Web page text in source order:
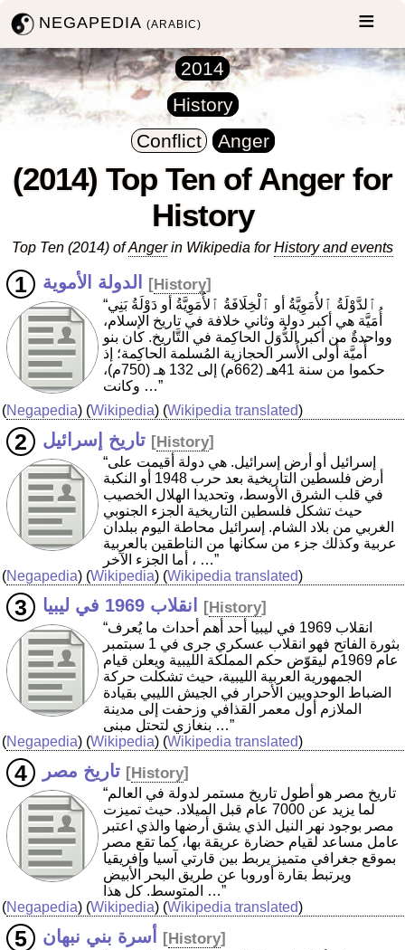
NEGAPEDIA(ARABIC)
2014
History
Conflict
Anger
(2014) Top Ten of Anger for
History
Top Ten (2014) ofAngerin Wikipedia forHistory and events
الدولة الأموية [History]
“ٱلدَّوْلَةُ ٱلأُمَوِيَّةُ أو ٱلْخِلَافَةُ ٱلأُمَوِيَّةُ أو دَوْلَةُ بَنِي
أُمَيَّة هي أكبر دولة وثاني خلافة في تاريخ الإسلام،
وواحدةٌ من أكبر الدُّوَلِ الحاكِمة في التَّاريخ. كان بنو
أُميَّة أُولى الأُسر الحجازية المُسلمة الحاكِمة؛ إذ
حكموا من سنة 41هـ (662م) إلى 132 هـ (750م)،
وكانت …”
(Negapedia) (Wikipedia) (Wikipedia translated)
تاريخ إسرائيل [History]
“إسرائيل أو أرض إسرائيل. هي دولة أقيمت على
أرض فلسطين التاريخية بعد حرب 1948 أو النكبة
في قلب الشرق الأوسط، وتحديدا الهلال الخصيب
حيث تشكل فلسطين التاريخية الجزء الجنوبي
الغربي من بلاد الشام. إسرائيل محاطة اليوم ببلدان
عربية وكذلك جزء من سكانها من الناطقين بالعربية
، أما الجزء الآخر …”
(Negapedia) (Wikipedia) (Wikipedia translated)
انقلاب 1969 في ليبيا [History]
“انقلاب 1969 في ليبيا أحد أهم أحداث ما يُعرف
بثورة الفاتح فهو انقلاب عسكري جرى في 1 سبتمبر
عام 1969م ليقوّض حكم المملكة الليبية ويعلن قيام
الجمهورية العربية الليبية، حيث تشكلت حركة
الضباط الوحدويين الأحرار في الجيش الليبي بقيادة
الملازم أول معمر القذافي وزحفت إلى مدينة
بنغازي لتحتل مبنى …”
(Negapedia) (Wikipedia) (Wikipedia translated)
تاريخ مصر [History]
“تاريخ مصر هو أطول تاريخ مستمر لدولة في العالم
لما يزيد عن 7000 عام قبل الميلاد. حيث تميزت
مصر بوجود نهر النيل الذي يشق أرضها والذي اعتبر
عامل مساعد لقيام حضارة عريقة بها، كما تقع مصر
بموقع جغرافي متميز يربط بين قارتي آسيا وإفريقيا
ويرتبط بقارة أوروبا عن طريق البحر الأبيض
المتوسط. كل هذا …”
(Negapedia) (Wikipedia) (Wikipedia translated)
أسرة بني نبهان [History]